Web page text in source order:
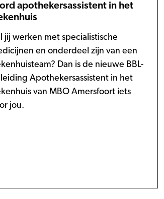
apothekersassistent in het
jij werken met specialistische
en onderdeel zijn van een
Dan is de nieuwe BBL-
Apothekersassistent in het
van MBO Amersfoort iets
jou.